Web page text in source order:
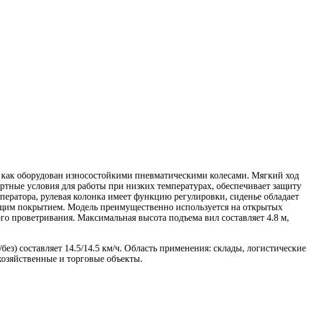
оборудован износостойкими пневматическими колесами. Мягкий ход
условия для работы при низких температурах, обеспечивает защиту
рулевая колонка имеет функцию регулировки, сиденье обладает
покрытием. Модель преимущественно используется на открытых
проветривания. Максимальная высота подъема вил составляет 4.8 м,
составляет 14.5/14.5 км/ч. Область применения: склады, логистические
и торговые объекты.